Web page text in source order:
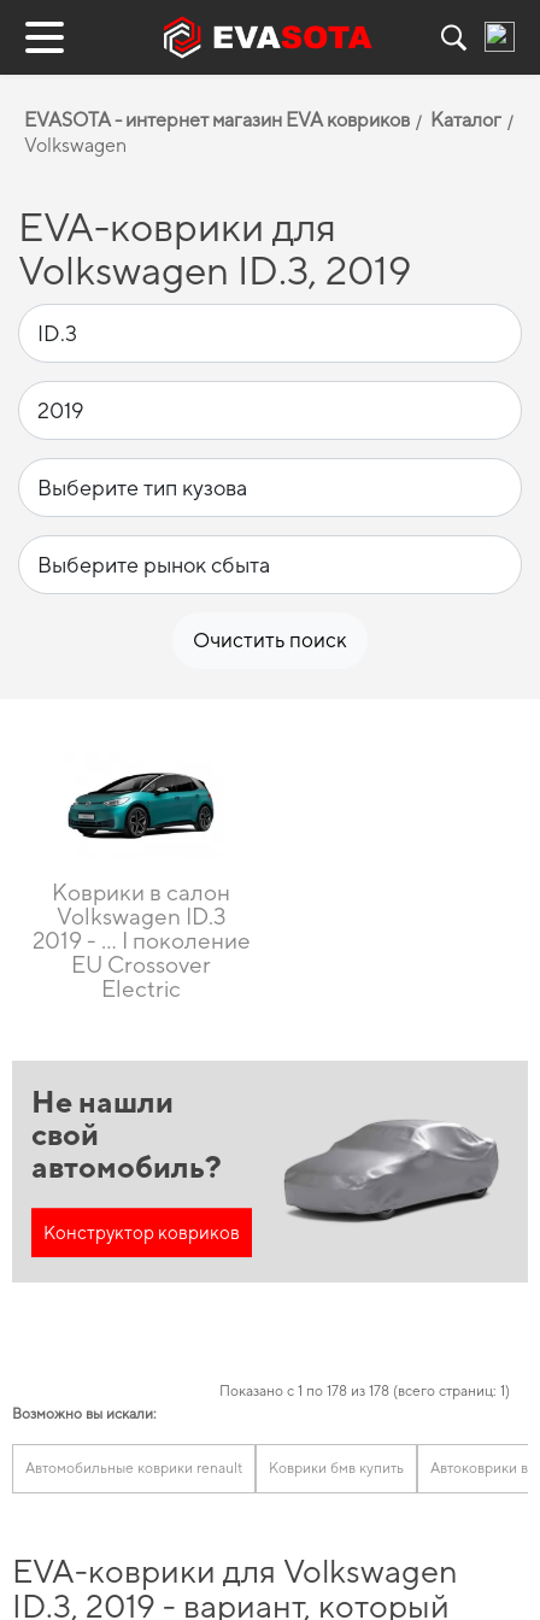
EVASOTA - интернет магазин EVA ковриков
Каталог
Volkswagen
EVA-коврики для
Volkswagen ID.3, 2019
Очистить поиск
Коврики в салон
Volkswagen ID.3
2019 - ... I поколение
EU Crossover
Electric
Не нашли
свой
автомобиль?
Конструктор ковриков
Показано с 1 по 178 из 178 (всего страниц: 1)
Возможно вы искали:
Автомобильные коврики renault Коврики бмв купить Автоковрики
EVA-коврики для Volkswagen
ID.3, 2019 - вариант, который